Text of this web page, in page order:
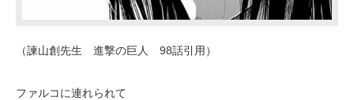
（諫山創先生 進撃の巨人 98話引用）
ファルコに連れられて